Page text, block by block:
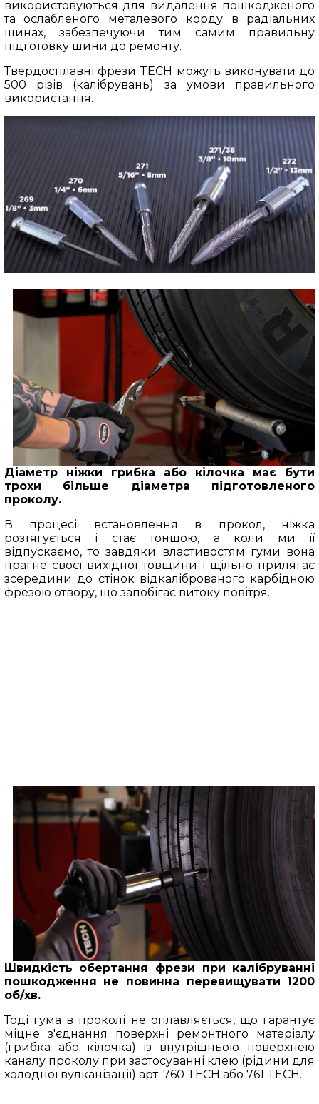
використовуються для видалення пошкодженого
та ослабленого металевого корду в радіальних
шинах, забезпечуючи тим самим правильну
підготовку шини до ремонту.
Твердосплавні фрези TECH можуть виконувати до
500 різів (калібрувань) за умови правильного
використання.
Діаметр ніжки грибка або кілочка має бути
трохи більше діаметра підготовленого
проколу.
В процесі встановлення в прокол, ніжка
розтягується і стає тоншою, а коли ми її
відпускаємо, то завдяки властивостям гуми вона
прагне своєї вихідної товщини і щільно прилягає
зсередини до стінок відкаліброваного карбідною
фрезою отвору, що запобігає витоку повітря.
Швидкість обертання фрези при калібруванні
пошкодження не повинна перевищувати 1200
об/хв.
Тоді гума в проколі не оплавляється, що гарантує
міцне з'єднання поверхні ремонтного матеріалу
(грибка або кілочка) із внутрішньою поверхнею
каналу проколу при застосуванні клею (рідини для
холодної вулканізації) арт. 760 TECH або 761 TECH.